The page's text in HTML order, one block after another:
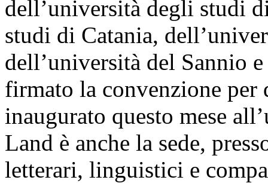
dell’università degli studi
studi di Catania,
dell’università del Sannio
firmato la convenzione
inaugurato questo mese
Land è anche la sede,
letterari, linguistici e